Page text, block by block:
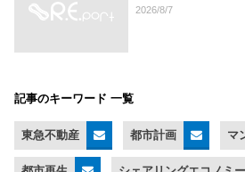
2026/8/7
記事のキーワード 一覧
東急不動産 都市計画 マ